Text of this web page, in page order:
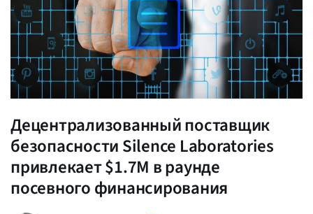
Децентрализованный поставщик
безопасности Silence Laboratories
привлекает $1.7M в раунде
посевного финансирования